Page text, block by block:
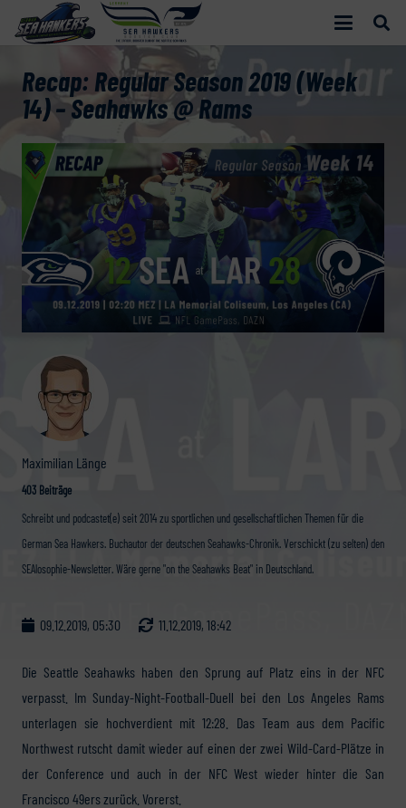
Maximilian Länge
403 Beiträge
Schreibt und podcastet(e) seit 2014 zu sportlichen und gesellschaftlichen Themen für die
German Sea Hawkers. Buchautor der deutschen Seahawks-Chronik. Verschickt (zu selten) den
SEAlosophie-Newsletter. Wäre gerne "on the Seahawks Beat" in Deutschland.
Recap: Regular Season 2019 (Week
14) – Seahawks @ Rams
09.12.2019, 05:30 11.12.2019, 18:42
Die Seattle Seahawks haben den Sprung auf Platz eins in der NFC
verpasst. Im Sunday-Night-Football-Duell bei den Los Angeles Rams
unterlagen sie hochverdient mit 12:28. Das Team aus dem Pacific
Northwest rutscht damit wieder auf einen der zwei Wild-Card-Plätze in
der Conference und auch in der NFC West wieder hinter die San
Francisco 49ers zurück. Vorerst.